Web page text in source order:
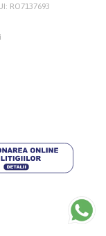
RO7137693